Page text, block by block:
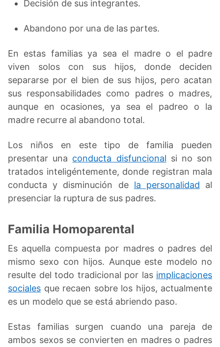
Decisión de sus integrantes.
Abandono por una de las partes.
En estas familias ya sea el madre o el padre
viven solos con sus hijos, donde deciden
separarse por el bien de sus hijos, pero acatan
sus responsabilidades como padres o madres,
aunque en ocasiones, ya sea el padreo o la
madre recurre al abandono total.
Los niños en este tipo de familia pueden
presentar una conducta disfuncional si no son
tratados inteligéntemente, donde registran mala
conducta y disminución de la personalidad al
presenciar la ruptura de sus padres.
Familia Homoparental
Es aquella compuesta por madres o padres del
mismo sexo con hijos. Aunque este modelo no
resulte del todo tradicional por las implicaciones
sociales que recaen sobre los hijos, actualmente
es un modelo que se está abriendo paso.
Estas familias surgen cuando una pareja de
ambos sexos se convierten en madres o padres